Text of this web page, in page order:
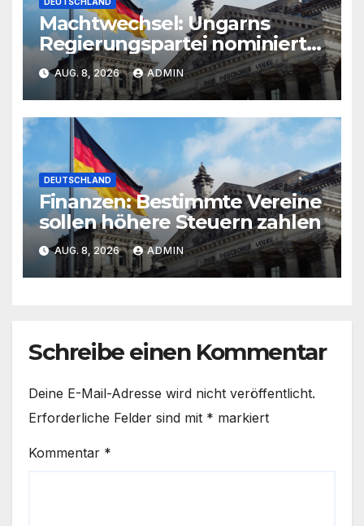
Machtwechsel: Ungarns
Regierungspartei nominiert
Orban-Kritiker als
Präsidenten
AUG. 8, 2026 ADMIN
DEUTSCHLAND
Finanzen: Bestimmte Vereine
sollen höhere Steuern zahlen
AUG. 8, 2026 ADMIN
Schreibe einen Kommentar
Deine E-Mail-Adresse wird nicht veröffentlicht.
Erforderliche Felder sind mit * markiert
Kommentar *